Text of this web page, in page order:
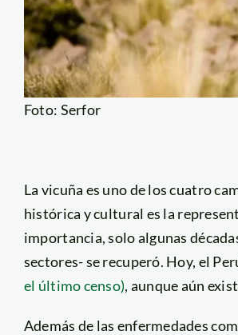
Foto: Serfor
La vicuña es uno de los cuatro
histórica y cultural es la
importancia, solo algunas
sectores- se recuperó. Hoy, el
el último censo), aunque aún
Además de las enfermedades